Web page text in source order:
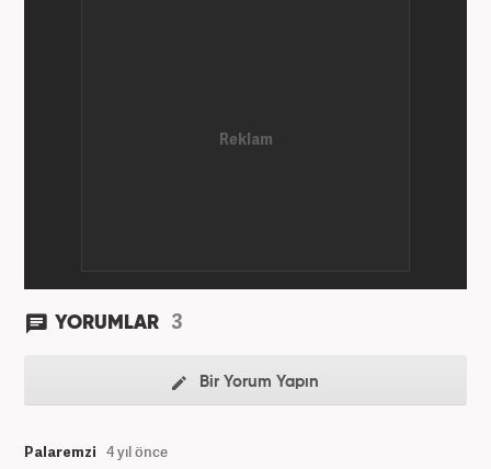
YORUMLAR 3
Bir Yorum Yapın
Palaremzi 4 yıl önce